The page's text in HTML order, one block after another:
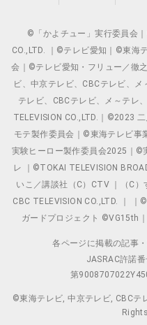
©「かよチュー」実行委員会
CO.,LTD. ｜©テレビ愛知｜©東海
会｜©テレビ愛知・フリュー／徹
ビ、中京テレビ、CBCテレビ、
テレビ、CBCテレビ、メ～テレ
TELEVISION CO.,LTD.｜©2023
モテ製作委員会｜©東海テレビ
実験ヒーロー製作委員会2025｜©
レ ｜©TOKAI TELEVISION
いこ／講談社（C）CTV ｜（C
CBC TELEVISION CO.,LTD. ｜
ガードプロジェクト ©VG15th
各ページに掲載の記事
JASRAC許諾
第
©東海テレビ, 中京テレビ, CBCテ